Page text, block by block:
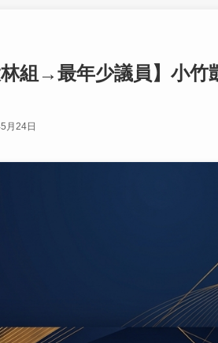
組→最年少議員】小
月24日